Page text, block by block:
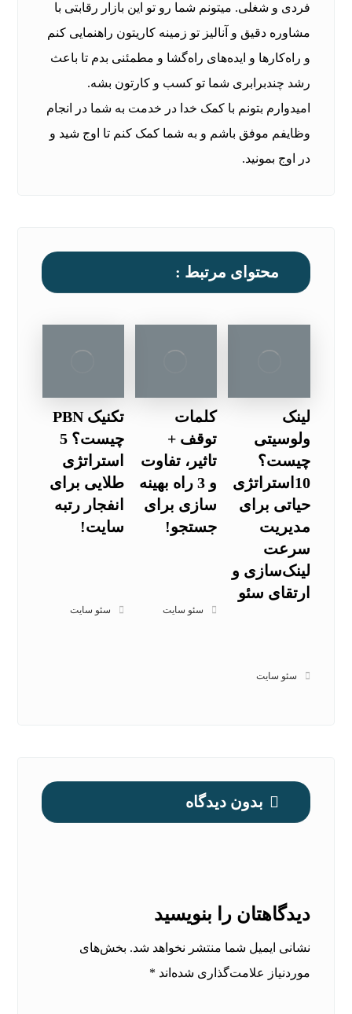
فردی و شغلی. میتونم شما رو تو این بازار رقابتی با
مشاوره دقیق و آنالیز تو زمینه کاریتون راهنمایی کنم
و راه‌کارها و ایده‌های راه‌گشا و مطمئنی بدم تا باعث
رشد چندبرابری شما تو کسب و کارتون بشه.
امیدوارم بتونم با کمک خدا در خدمت به شما در انجام
وظایفم موفق باشم و به شما کمک کنم تا اوج شید و
در اوج بمونید.
محتوای مرتبط :
لینک
ولوسیتی
چیست؟
10استراتژی
حیاتی برای
مدیریت
سرعت
لینک‌سازی و
ارتقای سئو
سئو سایت
کلمات
توقف +
تاثیر، تفاوت
و 3 راه بهینه
سازی برای
جستجو!
سئو سایت
تکنیک PBN
چیست؟ 5
استراتژی
طلایی برای
انفجار رتبه
سایت!
سئو سایت
بدون دیدگاه
دیدگاهتان را بنویسید
نشانی ایمیل شما منتشر نخواهد شد. بخش‌های
موردنیاز علامت‌گذاری شده‌اند *